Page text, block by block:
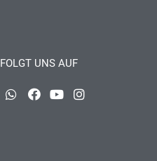
FOLGT UNS AUF